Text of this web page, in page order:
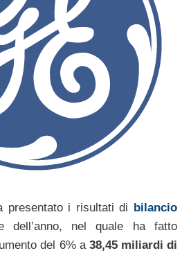
presentato i risultati di bilancio
dell’anno, nel quale ha fatto
del 6% a 38,45 miliardi di